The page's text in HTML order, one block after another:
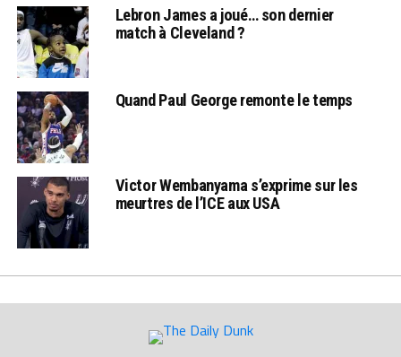
Lebron James a joué… son dernier
match à Cleveland ?
Quand Paul George remonte le temps
Victor Wembanyama s’exprime sur les
meurtres de l’ICE aux USA